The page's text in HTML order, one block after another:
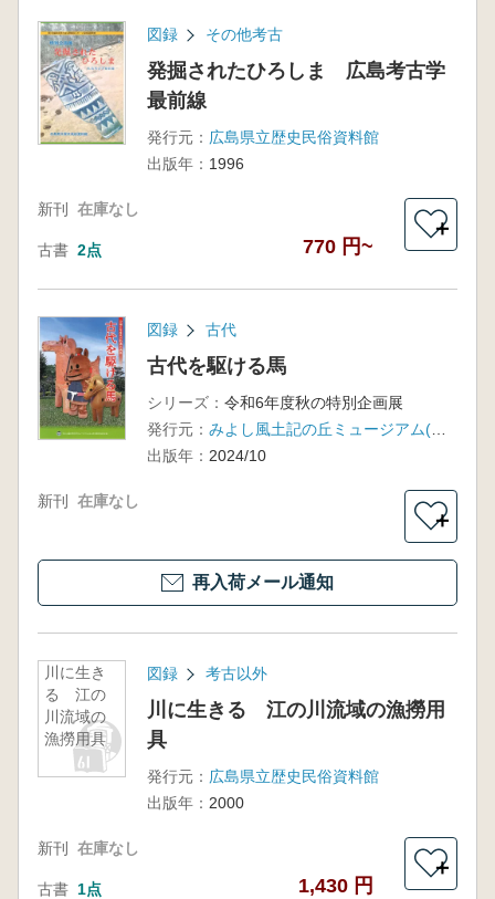
図録 その他考古
発掘されたひろしま 広島考古学
最前線
発行元： 広島県立歴史民俗資料館
出版年： 1996
新刊 在庫なし
古書 2点 770 円~
＋
図録 古代
古代を駆ける馬
シリーズ： 令和6年度秋の特別企画展
発行元：
みよし風土記の丘ミュージアム(広島県立歴史民俗資料館)
出版年： 2024/10
新刊 在庫なし
＋
再入荷メール通知
川に生き
る 江の
川流域の
漁撈用具
図録 考古以外
川に生きる 江の川流域の漁撈用
具
発行元： 広島県立歴史民俗資料館
出版年： 2000
新刊 在庫なし
古書 1点 1,430 円
＋